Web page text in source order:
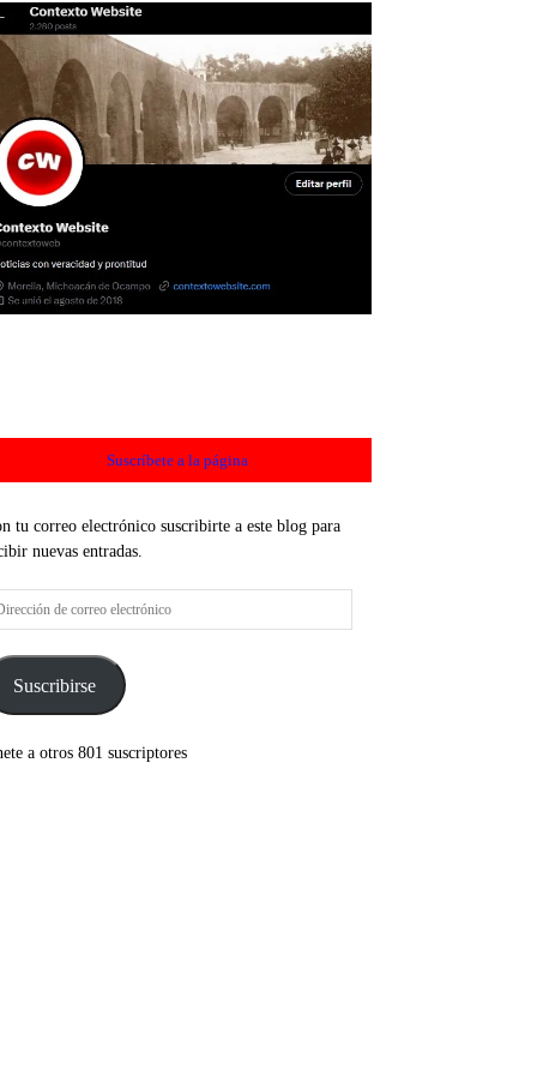
Suscríbete a la página
tu correo electrónico suscribirte a este blog para
nuevas entradas.
Suscribirse
a otros 801 suscriptores